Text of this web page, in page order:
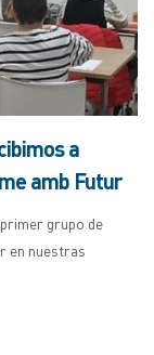
a
amb Futur
grupo de
en nuestras